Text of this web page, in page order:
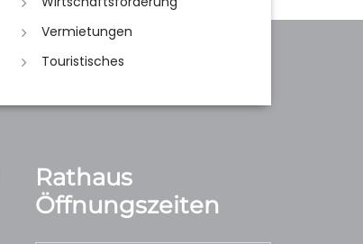
Vermietungen
Touristisches
Rathaus
Öffnungszeiten